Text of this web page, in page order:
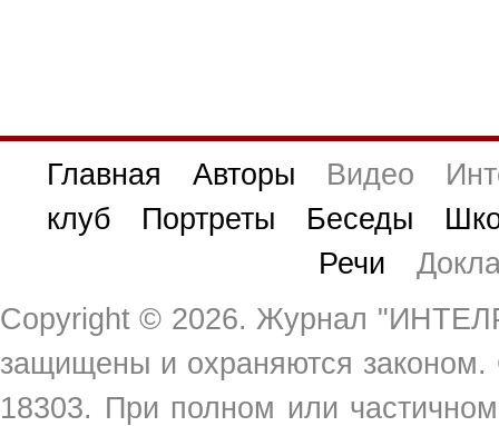
Главная Авторы Видео
клуб
Портреты Беседы
Речи
Copyright © 2026. Журнал
защищены и охраняются
18303. При полном или